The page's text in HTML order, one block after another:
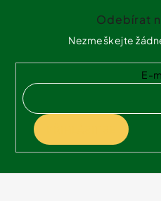
Odebírat
Nezmeškejte
E-